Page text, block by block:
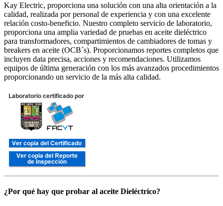
Kay Electric, proporciona una solución con una alta orientación a la
calidad, realizada por personal de experiencia y con una excelente
relación costo-beneficio. Nuestro completo servicio de laboratorio,
proporciona una amplia variedad de pruebas en aceite dieléctrico
para transformadores, compartimientos de cambiadores de tomas y
breakers en aceite (OCB´s). Proporcionamos reportes completos que
incluyen data precisa, acciones y recomendaciones. Utilizamos
equipos de última generación con los más avanzados procedimientos
proporcionando un servicio de la más alta calidad.
¿Por qué hay que probar al aceite Dieléctrico?